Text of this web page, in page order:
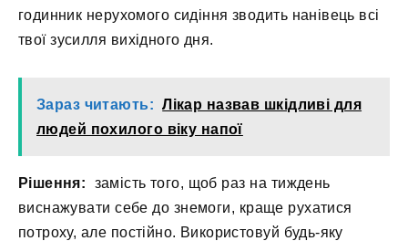
годинник нерухомого сидіння зводить нанівець всі
твої зусилля вихідного дня.
Зараз читають: Лікар назвав шкідливі для
людей похилого віку напої
Рішення:
замість того, щоб раз на тиждень
виснажувати себе до знемоги, краще рухатися
потроху, але постійно. Використовуй будь-яку